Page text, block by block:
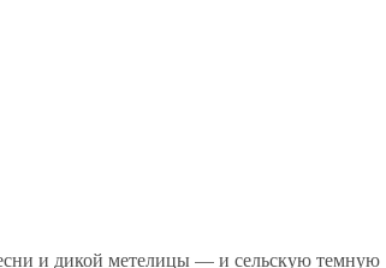
и дикой метелицы — и сельскую темную